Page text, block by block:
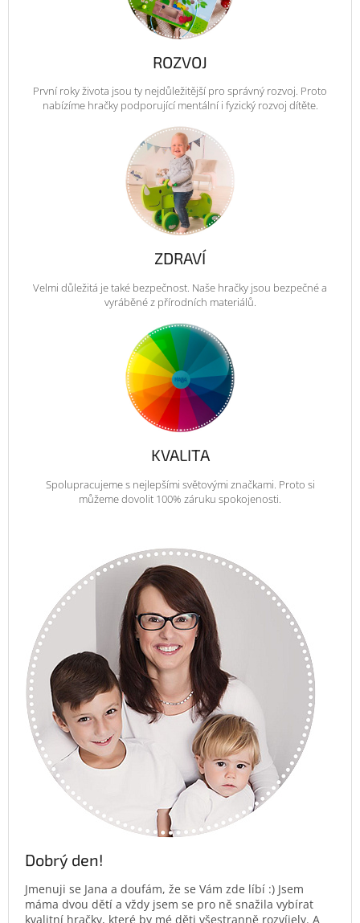
ROZVOJ
První roky života jsou ty nejdůležitější pro správný rozvoj. Proto
nabízíme hračky podporující mentální i fyzický rozvoj dítěte.
ZDRAVÍ
Velmi důležitá je také bezpečnost. Naše hračky jsou bezpečné a
vyráběné z přírodních materiálů.
KVALITA
Spolupracujeme s nejlepšími světovými značkami. Proto si
můžeme dovolit 100% záruku spokojenosti.
Dobrý den!
Jmenuji se Jana a doufám, že se Vám zde líbí :) Jsem
máma dvou dětí a vždy jsem se pro ně snažila vybírat
kvalitní hračky, které by mé děti všestranně rozvíjely. A